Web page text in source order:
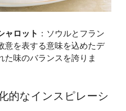
ャロット ：ソウルとフラン
意を表する意味を込めたデ
た味のバランスを誇りま
的なインスピレーシ